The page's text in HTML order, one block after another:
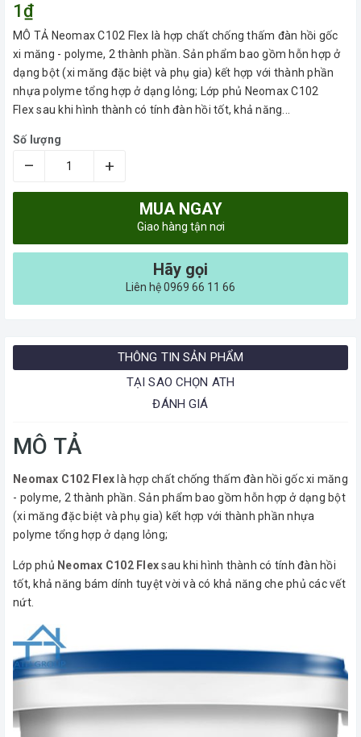
1₫
MÔ TẢ Neomax C102 Flex là hợp chất chống thấm đàn hồi gốc
xi măng - polyme, 2 thành phần. Sản phẩm bao gồm hỗn hợp ở
dạng bột (xi măng đặc biệt và phụ gia) kết hợp với thành phần
nhựa polyme tổng hợp ở dạng lỏng; Lớp phủ Neomax C102
Flex sau khi hình thành có tính đàn hồi tốt, khả năng...
Số lượng
– +
MUA NGAY
Giao hàng tận nơi
Hãy gọi
Liên hệ 0969 66 11 66
THÔNG TIN SẢN PHẨM
TẠI SAO CHỌN ATH
ĐÁNH GIÁ
MÔ TẢ
Neomax C102 Flex là hợp chất chống thấm đàn hồi gốc xi măng
- polyme, 2 thành phần. Sản phẩm bao gồm hỗn hợp ở dạng bột
(xi măng đặc biệt và phụ gia) kết hợp với thành phần nhựa
polyme tổng hợp ở dạng lỏng;
Lớp phủ Neomax C102 Flexsau khi hình thành có tính đàn hồi
tốt, khả năng bám dính tuyệt vời và có khả năng che phủ các vết
nứt.